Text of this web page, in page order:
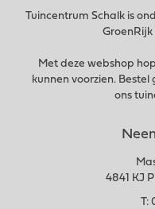
Tuincentrum Schalk is
Met deze webshop
kunnen voorzien.
ons
4841 KJ
T: